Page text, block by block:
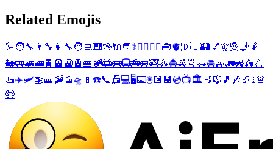
Related Emojis
🦾 🧑‍🔧 👨‍🔧 👩‍🔧 🧑‍💻🎹🖖🔌 💬⚕️🚶‍♂️ 🚶‍♀️🧰🫀🇩🇴🏰💅 🧚🧝🧞 🤾
🚂🚃🚄🚅🚆 🚈 🚉 🚊 🚝 🚞🚋🚌🚍🚎🚐🚒🚓🚔🚕🚖🚗🚘🚙🚛🚜🛵🛴
🚤✈️🛩️🚁🚟🚠🚡🛸 📱 ☎️📞📠💻 🖥️⌨️🖲️💽 💾💿📺🏛️🦽🎼 🎵 🎶🏈 🚦🚨
😷